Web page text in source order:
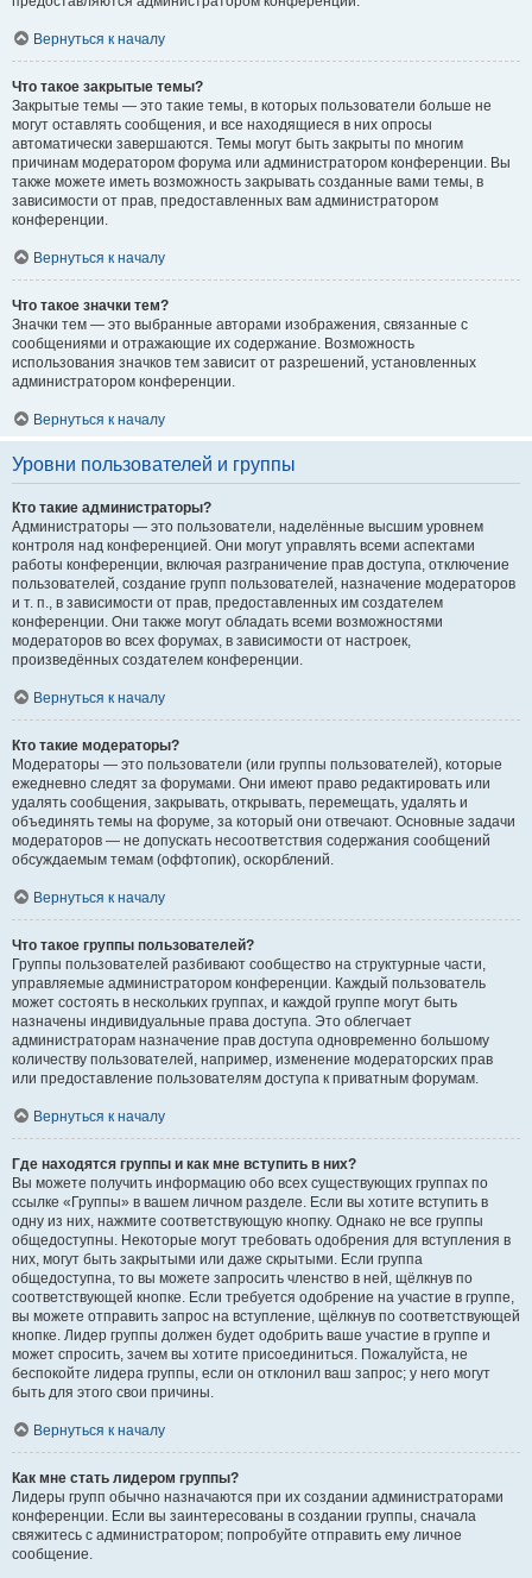
Вернуться к началу
Что такое закрытые темы?
Закрытые темы — это такие темы, в которых пользователи больше не
могут оставлять сообщения, и все находящиеся в них опросы
автоматически завершаются. Темы могут быть закрыты по многим
причинам модератором форума или администратором конференции. Вы
также можете иметь возможность закрывать созданные вами темы, в
зависимости от прав, предоставленных вам администратором
конференции.
Вернуться к началу
Что такое значки тем?
Значки тем — это выбранные авторами изображения, связанные с
сообщениями и отражающие их содержание. Возможность
использования значков тем зависит от разрешений, установленных
администратором конференции.
Вернуться к началу
Уровни пользователей и группы
Кто такие администраторы?
Администраторы — это пользователи, наделённые высшим уровнем
контроля над конференцией. Они могут управлять всеми аспектами
работы конференции, включая разграничение прав доступа, отключение
пользователей, создание групп пользователей, назначение модераторов
и т. п., в зависимости от прав, предоставленных им создателем
конференции. Они также могут обладать всеми возможностями
модераторов во всех форумах, в зависимости от настроек,
произведённых создателем конференции.
Вернуться к началу
Кто такие модераторы?
Модераторы — это пользователи (или группы пользователей), которые
ежедневно следят за форумами. Они имеют право редактировать или
удалять сообщения, закрывать, открывать, перемещать, удалять и
объединять темы на форуме, за который они отвечают. Основные задачи
модераторов — не допускать несоответствия содержания сообщений
обсуждаемым темам (оффтопик), оскорблений.
Вернуться к началу
Что такое группы пользователей?
Группы пользователей разбивают сообщество на структурные части,
управляемые администратором конференции. Каждый пользователь
может состоять в нескольких группах, и каждой группе могут быть
назначены индивидуальные права доступа. Это облегчает
администраторам назначение прав доступа одновременно большому
количеству пользователей, например, изменение модераторских прав
или предоставление пользователям доступа к приватным форумам.
Вернуться к началу
Где находятся группы и как мне вступить в них?
Вы можете получить информацию обо всех существующих группах по
ссылке «Группы» в вашем личном разделе. Если вы хотите вступить в
одну из них, нажмите соответствующую кнопку. Однако не все группы
общедоступны. Некоторые могут требовать одобрения для вступления в
них, могут быть закрытыми или даже скрытыми. Если группа
общедоступна, то вы можете запросить членство в ней, щёлкнув по
соответствующей кнопке. Если требуется одобрение на участие в группе,
вы можете отправить запрос на вступление, щёлкнув по соответствующей
кнопке. Лидер группы должен будет одобрить ваше участие в группе и
может спросить, зачем вы хотите присоединиться. Пожалуйста, не
беспокойте лидера группы, если он отклонил ваш запрос; у него могут
быть для этого свои причины.
Вернуться к началу
Как мне стать лидером группы?
Лидеры групп обычно назначаются при их создании администраторами
конференции. Если вы заинтересованы в создании группы, сначала
свяжитесь с администратором; попробуйте отправить ему личное
сообщение.